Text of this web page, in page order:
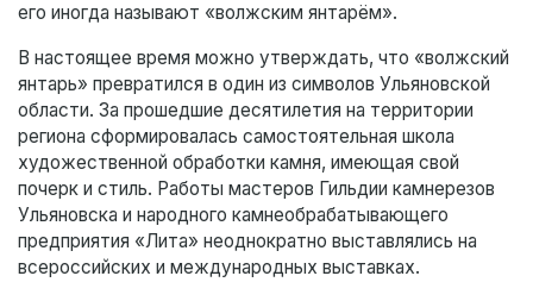
его иногда называют «волжским янтарём».
В настоящее время можно утверждать, что «волжский
янтарь» превратился в один из символов Ульяновской
области. За прошедшие десятилетия на территории
региона сформировалась самостоятельная школа
художественной обработки камня, имеющая свой
почерк и стиль. Работы мастеров Гильдии камнерезов
Ульяновска и народного камнеобрабатывающего
предприятия «Лита» неоднократно выставлялись на
всероссийских и международных выставках.